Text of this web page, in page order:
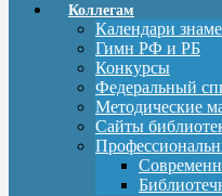
Коллегам
Календари
Гимн РФ и РБ
Конкурсы
Федеральный
Методические
Сайты